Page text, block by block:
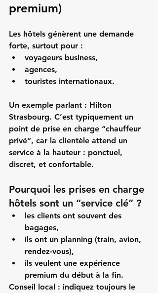
premium)
Les hôtels génèrent une demande
forte, surtout pour :
voyageurs business,
agences,
touristes internationaux.
Un exemple parlant : Hilton
Strasbourg. C’est typiquement un
point de prise en charge “chauffeur
privé”, car la clientèle attend un
service à la hauteur : ponctuel,
discret, et confortable.
Pourquoi les prises en charge
hôtels sont un “service clé” ?
les clients ont souvent des
bagages,
ils ont un planning (train, avion,
rendez-vous),
ils veulent une expérience
premium du début à la fin.
Conseil local : indiquez toujours le